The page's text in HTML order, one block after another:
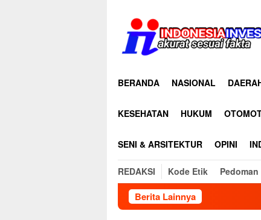
konten
BERANDA NASIONAL
KESEHATAN HUKUM
SENI & ARSITEKTUR OPINI
REDAKSI Kode Etik
Berita Lainnya Di